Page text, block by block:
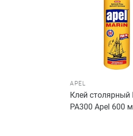
APEL
Клей столярный
PA300 Apel 600